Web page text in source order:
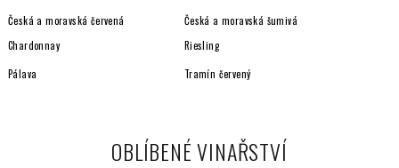
Česká a moravská červená
Česká a moravská šumivá
Chardonnay
Riesling
Pálava Tramín červený
OBLÍBENÉ VINAŘSTVÍ